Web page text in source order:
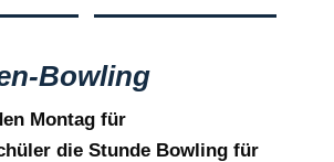
Bowling
Montag für
die Stunde Bowling für